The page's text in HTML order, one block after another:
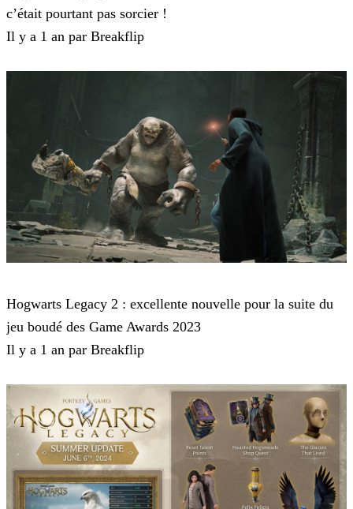
c’était pourtant pas sorcier !
Il y a 1 an par Breakflip
Hogwarts Legacy 2 : excellente nouvelle pour la suite du
jeu boudé des Game Awards 2023
Il y a 1 an par Breakflip